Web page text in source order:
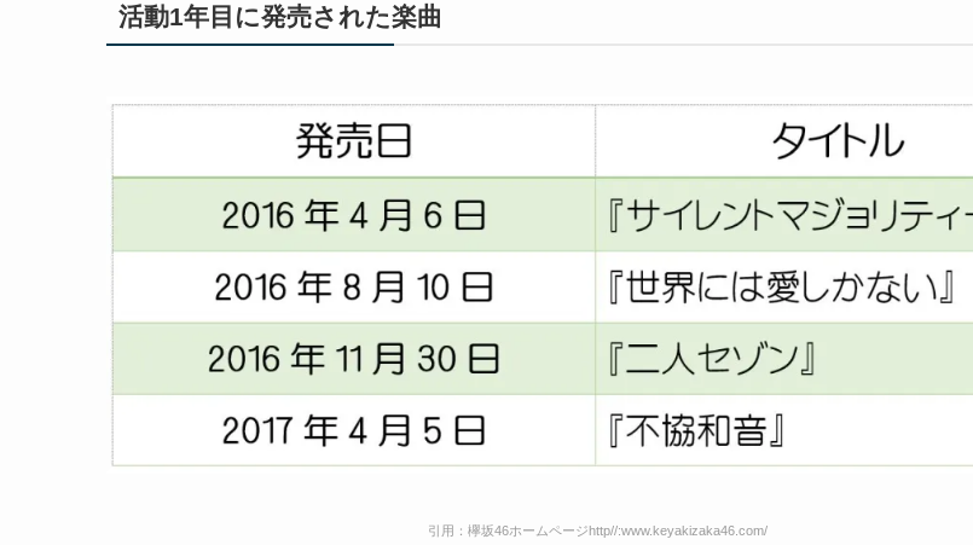
活動1年目に発売された楽曲
引用：欅坂46ホームページhttp//:www.keyakizaka46.com/